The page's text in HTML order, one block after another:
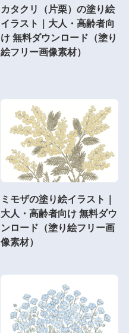
カタクリ（片栗）の塗り絵
イラスト｜大人・高齢者向
け 無料ダウンロード（塗り
絵フリー画像素材）
ミモザの塗り絵イラスト｜
大人・高齢者向け 無料ダウ
ンロード（塗り絵フリー画
像素材）